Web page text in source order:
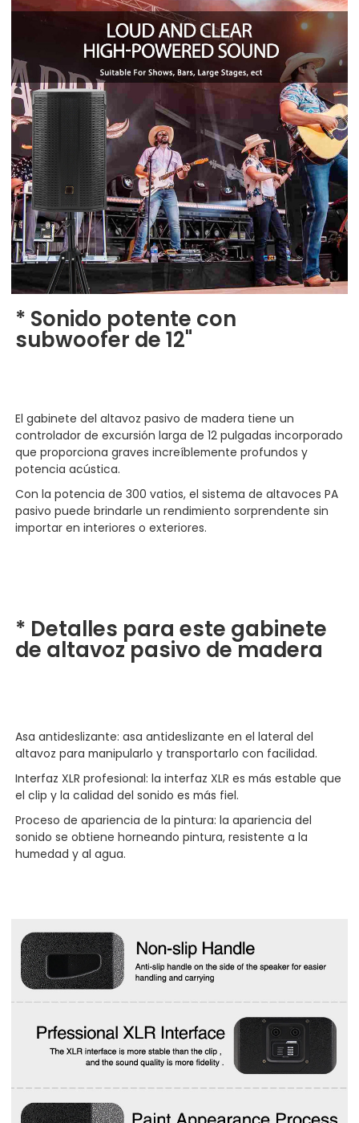
* Sonido potente con
subwoofer de 12"
El gabinete del altavoz pasivo de madera tiene un
controlador de excursión larga de 12 pulgadas incorporado
que proporciona graves increíblemente profundos y
potencia acústica.
Con la potencia de 300 vatios, el sistema de altavoces PA
pasivo puede brindarle un rendimiento sorprendente sin
importar en interiores o exteriores.
* Detalles para este gabinete
de altavoz pasivo de madera
Asa antideslizante: asa antideslizante en el lateral del
altavoz para manipularlo y transportarlo con facilidad.
Interfaz XLR profesional: la interfaz XLR es más estable que
el clip y la calidad del sonido es más fiel.
Proceso de apariencia de la pintura: la apariencia del
sonido se obtiene horneando pintura, resistente a la
humedad y al agua.